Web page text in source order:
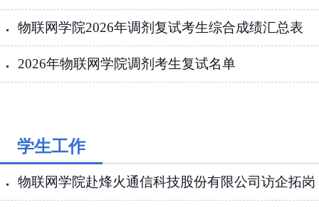
物联网学院2026年调剂复试考生综合成绩汇总表
2026年物联网学院调剂考生复试名单
学生工作
物联网学院赴烽火通信科技股份有限公司访企拓岗